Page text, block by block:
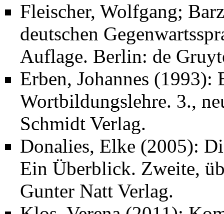
Fleischer, Wolfgang;
deutschen
Auflage. Berlin: de
Erben, Johannes
Wortbildungslehre. 3.,
Schmidt Verlag.
Donalies, Elke (2005):
Ein Überblick. Zweite,
Gunter Natt Verlag.